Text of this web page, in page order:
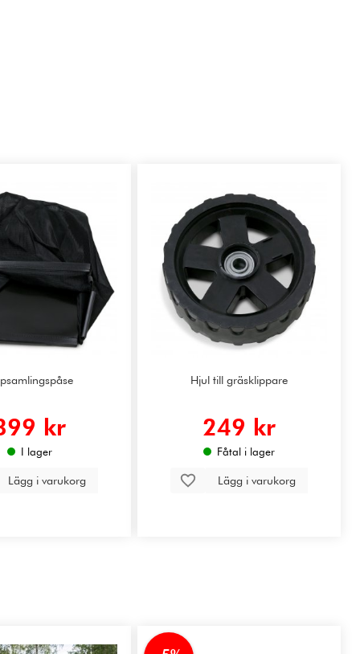
kr
I lager
Lägg i varukorg
Hjul till gräsklippare
249 kr
Fåtal i lager
Lägg i varukorg